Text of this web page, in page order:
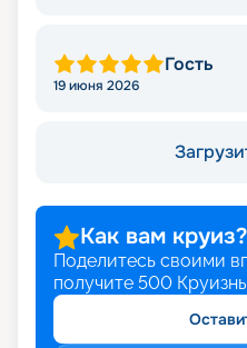
Гость
19 июня 2026
Как вам круиз?
Поделитесь своими
получите 500